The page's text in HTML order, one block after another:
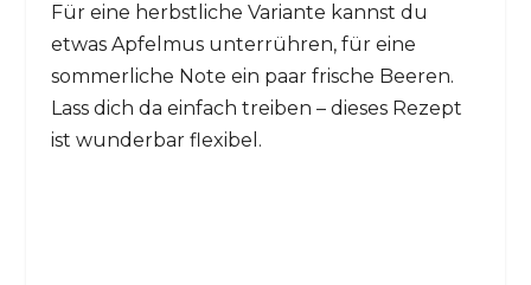
Für eine herbstliche Variante kannst du
etwas Apfelmus unterrühren, für eine
sommerliche Note ein paar frische Beeren.
Lass dich da einfach treiben – dieses Rezept
ist wunderbar flexibel.